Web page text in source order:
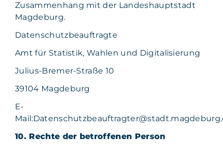
Zusammenhang mit der Landeshauptstadt
Magdeburg.
Datenschutzbeauftragte
Amt für Statistik, Wahlen und Digitalisierung
Julius-Bremer-Straße 10
39104 Magdeburg
E-
10. Rechte der betroffenen Person